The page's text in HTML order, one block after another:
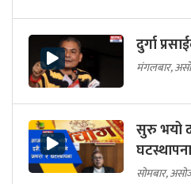
दुर्गा
मंगलबार,
सुरु भयो
घटस्थापना
सोमबार,